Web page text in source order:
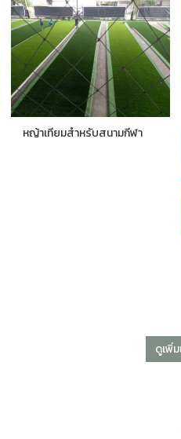
หญ้าเทียมสำหรับสนามกีฬา
ดูเพิ่